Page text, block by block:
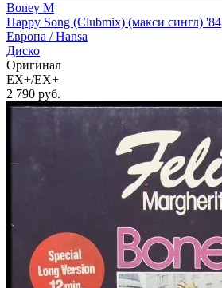
Boney M
Happy Song (Clubmix) (макси сингл) '84
Европа /Hansa
Диско
Оригинал
EX+/EX+
2 790 руб.